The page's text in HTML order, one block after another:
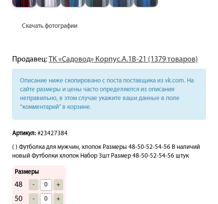
Скачать фотографии
Продавец:ТК «Садовод» Корпус.А.1В-21 (1379 товаров)
Описание ниже скопировано с поста поставщика из vk.com. На
сайте размеры и цены часто определяются из описания
неправильно, в этом случае укажите ваши данные в поле
“комментарий” в корзине.
Артикул: #23427384
( ) Футболка для мужчин, хлопок Размеры 48-50-52-54-56 В наличий
новый Футболки хлопок Набор 3шт Размер 48-50-52-54-56 штук
Размеры
48 - +
50 - +